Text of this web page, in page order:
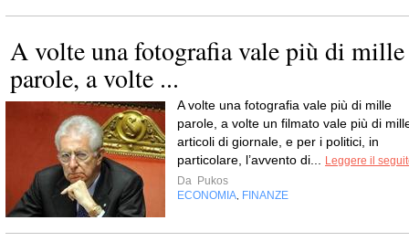
A volte una fotografia vale più di mille
parole, a volte ...
A volte una fotografia vale più di mille
parole, a volte un filmato vale più di
articoli di giornale, e per i politici, in
particolare, l’avvento di...
Leggere il
Da Pukos
ECONOMIA FINANZE